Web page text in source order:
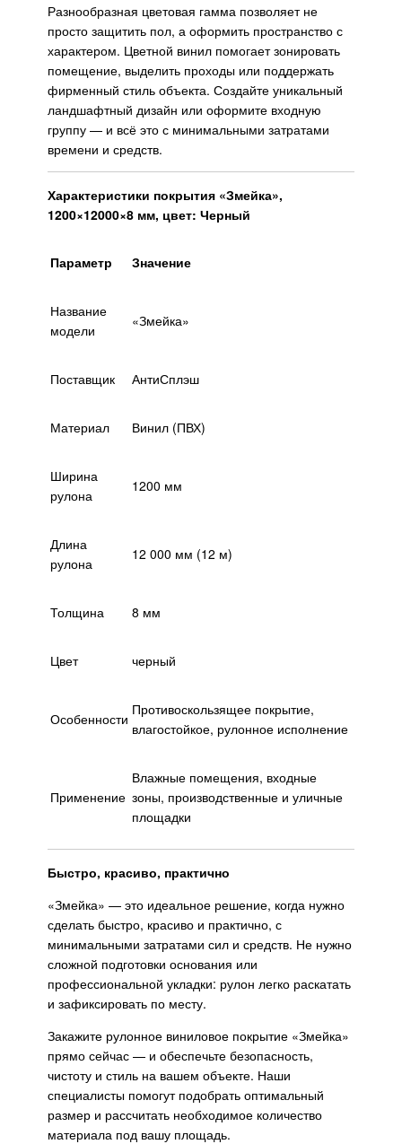
Разнообразная цветовая гамма позволяет не
просто защитить пол, а оформить пространство с
характером. Цветной винил помогает зонировать
помещение, выделить проходы или поддержать
фирменный стиль объекта. Создайте уникальный
ландшафтный дизайн или оформите входную
группу — и всё это с минимальными затратами
времени и средств.
Характеристики покрытия «Змейка»,
1200×12000×8 мм, цвет: Черный
Параметр Значение
Название
модели
«Змейка»
Поставщик АнтиСплэш
Материал Винил (ПВХ)
Ширина
рулона
1200 мм
Длина
рулона
12 000 мм (12 м)
Толщина 8 мм
Цвет черный
Особенности
Противоскользящее покрытие,
влагостойкое, рулонное исполнение
Применение
Влажные помещения, входные
зоны, производственные и уличные
площадки
Быстро, красиво, практично
«Змейка» — это идеальное решение, когда нужно
сделать быстро, красиво и практично, с
минимальными затратами сил и средств. Не нужно
сложной подготовки основания или
профессиональной укладки: рулон легко раскатать
и зафиксировать по месту.
Закажите рулонное виниловое покрытие «Змейка»
прямо сейчас — и обеспечьте безопасность,
чистоту и стиль на вашем объекте. Наши
специалисты помогут подобрать оптимальный
размер и рассчитать необходимое количество
материала под вашу площадь.